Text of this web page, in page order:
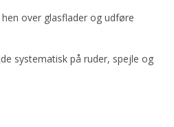
over glasflader og udføre
systematisk på ruder, spejle og